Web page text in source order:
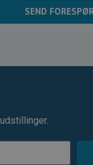
SEND